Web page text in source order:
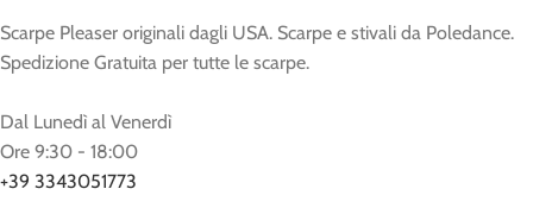
Scarpe Pleaser originali dagli USA. Scarpe e stivali da Poledance.
Spedizione Gratuita per tutte le scarpe.
Dal Lunedì al Venerdì
Ore 9:30 - 18:00
+39 3343051773